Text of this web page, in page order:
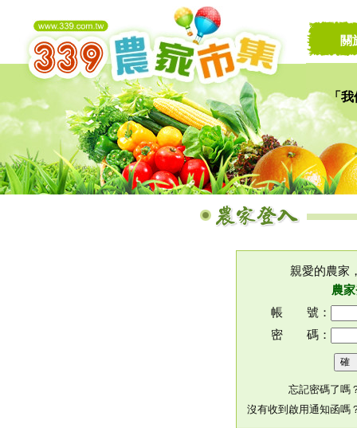
「我
讓
關
親愛的農家
農
帳 號：
密 碼：
忘記密碼了嗎
沒有收到啟用通知函嗎